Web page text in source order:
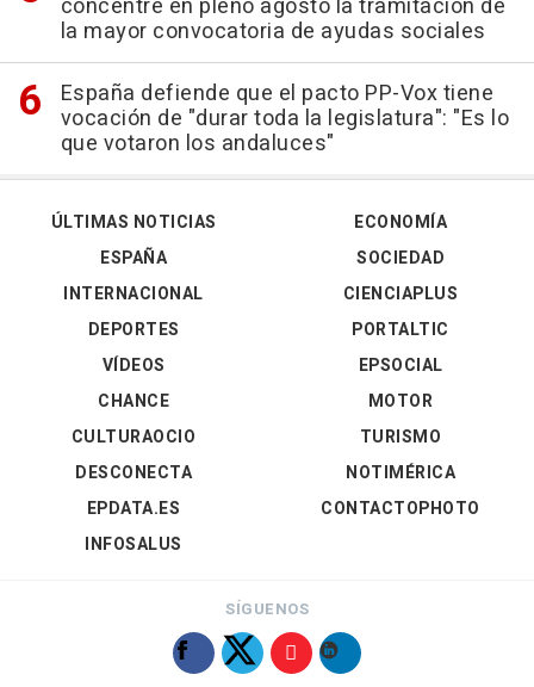
concentre en pleno agosto la tramitación de
la mayor convocatoria de ayudas sociales
España defiende que el pacto PP-Vox tiene
vocación de "durar toda la legislatura": "Es lo
que votaron los andaluces"
ÚLTIMAS NOTICIAS
ESPAÑA
INTERNACIONAL
DEPORTES
VÍDEOS
ECONOMÍA
SOCIEDAD
CIENCIAPLUS
PORTALTIC
EPSOCIAL
CHANCE
CULTURAOCIO
DESCONECTA
EPDATA.ES
INFOSALUS
MOTOR
TURISMO
NOTIMÉRICA
CONTACTOPHOTO
SÍGUENOS